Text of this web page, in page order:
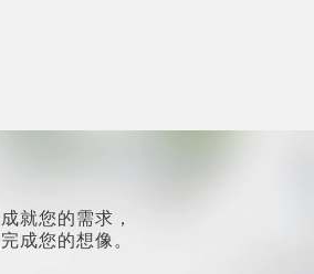
成就您的需求，
完成您的想像。